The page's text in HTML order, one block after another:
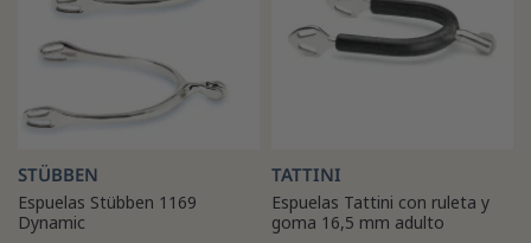
STÜBBEN
Espuelas Stübben 1169
Dynamic
TATTINI
Espuelas Tattini con ruleta y
goma 16,5 mm adulto